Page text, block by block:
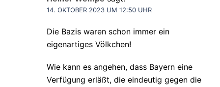
14. OKTOBER 2023 UM 12:50 UHR
Die Bazis waren schon immer ein
eigenartiges Völkchen!
Wie kann es angehen, dass Bayern eine
Verfügung erläßt, die eindeutig gegen die